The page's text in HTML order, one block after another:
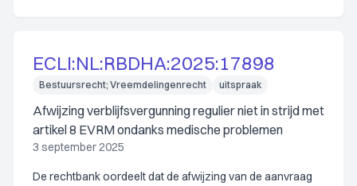
ECLI:NL:RBDHA:2025:17898
Bestuursrecht; Vreemdelingenrecht uitspraak
Afwijzing verblijfsvergunning regulier niet in strijd met
artikel 8 EVRM ondanks medische problemen
3 september 2025
De rechtbank oordeelt dat de afwijzing van de aanvraag